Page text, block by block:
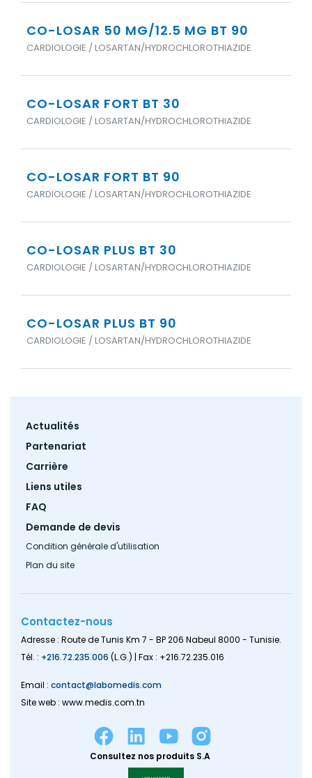
CO-LOSAR 50 MG/12.5 MG BT 90
CARDIOLOGIE / LOSARTAN/HYDROCHLOROTHIAZIDE
CO-LOSAR FORT BT 30
CARDIOLOGIE / LOSARTAN/HYDROCHLOROTHIAZIDE
CO-LOSAR FORT BT 90
CARDIOLOGIE / LOSARTAN/HYDROCHLOROTHIAZIDE
CO-LOSAR PLUS BT 30
CARDIOLOGIE / LOSARTAN/HYDROCHLOROTHIAZIDE
CO-LOSAR PLUS BT 90
CARDIOLOGIE / LOSARTAN/HYDROCHLOROTHIAZIDE
Footer
Actualités
Partenariat
Carrière
Liens utiles
FAQ
Demande de devis
Condition générale d'utilisation
Plan du site
Contactez-nous
Adresse : Route de Tunis Km 7 - BP 206 Nabeul 8000 - Tunisie.
Tél. : +216.72.235.006 (L.G.) | Fax : +216.72.235.016
Email : contact@labomedis.com
Site web : www.medis.com.tn
Consultez nos produits S.A